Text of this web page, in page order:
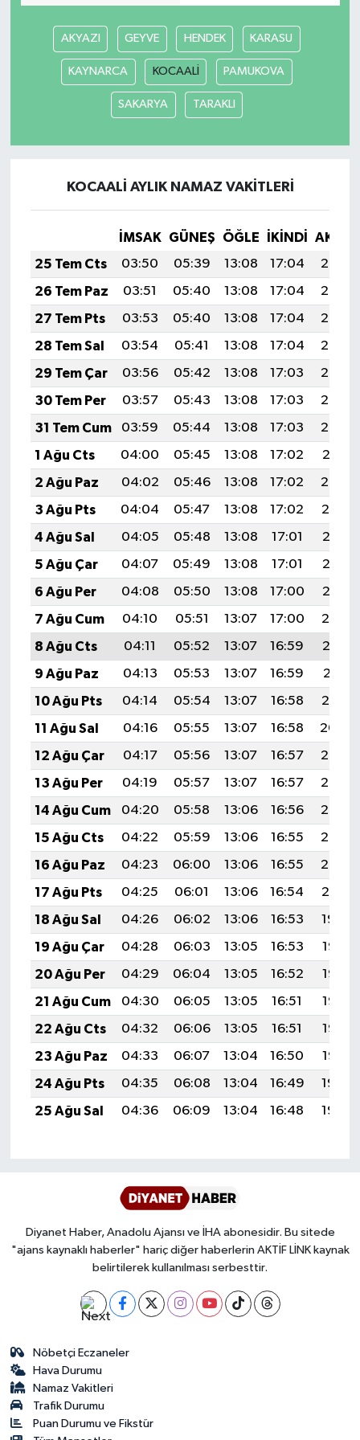
AKYAZI GEYVE HENDEK KARASU
KAYNARCA KOCAALİ PAMUKOVA
SAKARYA TARAKLI
KOCAALİ AYLIK NAMAZ VAKITLERI
İMSAK GÜNEŞ ÖĞLE İKINDI
25 Tem Cts
03:50 05:39 13:08 17:04
20:28
26 Tem Paz
03:51 05:40 13:08 17:04
20:27
27 Tem Pts
03:53 05:40 13:08 17:04
20:26
28 Tem Sal
03:54 05:41 13:08 17:04
20:25
29 Tem Çar
03:56 05:42 13:08 17:03
20:24
30 Tem Per
03:57 05:43 13:08 17:03
20:23
31 Tem Cum
03:59 05:44 13:08 17:03
20:22
1 Ağu Cts
04:00 05:45 13:08 17:02
20:21
2 Ağu Paz
04:02 05:46 13:08 17:02
20:20
3 Ağu Pts
04:04 05:47 13:08 17:02
20:19
4 Ağu Sal
04:05 05:48 13:08 17:01
20:18
5 Ağu Çar
04:07 05:49 13:08 17:01
20:16
6 Ağu Per
04:08 05:50 13:08 17:00
20:15
7 Ağu Cum
04:10 05:51 13:07 17:00
20:14
8 Ağu Cts
04:11 05:52 13:07 16:59
20:13
9 Ağu Paz
04:13 05:53 13:07 16:59
20:11
10 Ağu Pts
04:14 05:54 13:07 16:58
20:10
11 Ağu Sal
04:16 05:55 13:07 16:58
20:09
12 Ağu Çar
04:17 05:56 13:07 16:57
20:08
13 Ağu Per
04:19 05:57 13:07 16:57
20:06
14 Ağu Cum
04:20 05:58 13:06 16:56
20:05
15 Ağu Cts
04:22 05:59 13:06 16:55
20:03
16 Ağu Paz
04:23 06:00 13:06 16:55
20:02
17 Ağu Pts
04:25 06:01 13:06 16:54
20:01
18 Ağu Sal
04:26 06:02 13:06 16:53
19:59
19 Ağu Çar
04:28 06:03 13:05 16:53
19:58
20 Ağu Per
04:29 06:04 13:05 16:52
19:56
21 Ağu Cum
04:30 06:05 13:05 16:51
19:55
22 Ağu Cts
04:32 06:06 13:05 16:51
19:53
23 Ağu Paz
04:33 06:07 13:04 16:50
19:52
24 Ağu Pts
04:35 06:08 13:04 16:49
19:50
25 Ağu Sal
04:36 06:09 13:04 16:48 19:49
Diyanet Haber, Anadolu Ajansı ve İHA abonesidir. Bu sitede
"ajans kaynaklı haberler" hariç diğer haberlerin AKTİF LİNK kaynak
belirtilerek kullanılması serbesttir.
Nöbetçi Eczaneler
Hava Durumu
Namaz Vakitleri
Trafik Durumu
Puan Durumu ve Fikstür
Bitlis Müftülüğü
Bolu Müftülüğü
Burdur Müftülüğü
Çankırı Müftülüğü
Çorum Müftülüğü
Denizli Müftülüğü
Diyarbakır Müftülüğü
Düzce Müftülüğü
Edirne Müftülüğü
Elazığ Müftülüğü
Erzincan Müftülüğü
Erzurum Müftülüğü
Eskişehir Müftülüğü
Gaziantep Müftülüğü
Giresun Müftülüğü
Gümüşhane Müftülüğü
Hakkari Müftülüğü
Hatay Müftülüğü
Iğdır Müftülüğü
Isparta Müftülüğü
İstanbul Müftülüğü
İzmir Müftülüğü
Kahramanmaraş Müftülüğü
Karabük Müftülüğü
Karaman Müftülüğü
Kastamonu Müftülüğü
Kayseri Müftülüğü
Kilis Müftülüğü
Kırıkkale Müftülüğü
Kırklareli Müftülüğü
Kırşehir Müftülüğü
Kocaeli Müftülüğü
Sağlık
Makaleler
Bilim, Teknoloji
Biyografiler
Diyanet TV
İhtida Haberleri
YAŞAM